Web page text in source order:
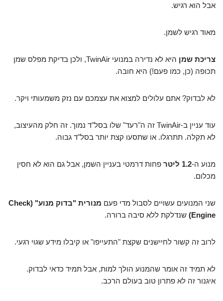
אבל הוא רגיש.
מאוד רגיש לשמן.
צריכת שמן
היא לא נדירה במנועי TwinAir, ולכן בדיקת מפלס שמן
תכופה (כן, כמו פעם!) היא חובה.
לא לבדוק? אתם עלולים למצוא את עצמכם עם נזק משמעותי ויקר.
עוד עניין ב-TwinAir זה ה"רעד" שלו בסל"ד נמוך. זה חלק מהעיצוב,
לא תקלה. תתרגלו. או שתסעו קצת יותר בסל"ד גבוה.
מנוע ה-1.2 ליטר
פחות דרמטי בעניין השמן, אבל גם הוא לא חסין
מכלום.
שני המנועים עשויים לסבול מדי פעם
מנורית "בדוק מנוע" (Check
Engine) שנדלקת ללא סיבה ברורה.
לרוב זה קשור לחיישנים שקצת "התעייפו" או קיבלו מידע שגוי רגעי.
לא תמיד זה אומר שהמנוע הולך למות, אבל תמיד כדאי לבדוק.
איגנור זה לא פתרון טוב בעולם הרכב.